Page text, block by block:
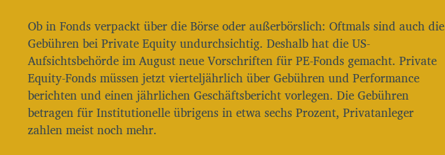
n
t
e
n
,
Ob in Fonds verpackt über die Börse oder außerbörslich: Oftmals sind auch die
Gebühren bei Private Equity undurchsichtig. Deshalb hat die US-
Aufsichtsbehörde im August neue Vorschriften für PE-Fonds gemacht. Private
Equity-Fonds müssen jetzt vierteljährlich über Gebühren und Performance
berichten und einen jährlichen Geschäftsbericht vorlegen. Die Gebühren
betragen für Institutionelle übrigens in etwa sechs Prozent, Privatanleger
zahlen meist noch mehr.